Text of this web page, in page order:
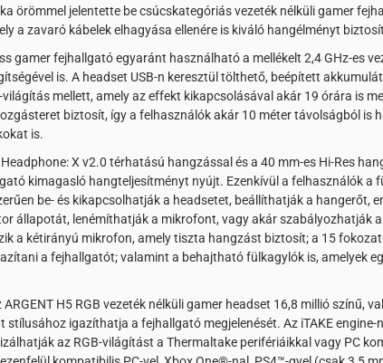
örömmel jelentette be csúcskategóriás vezeték nélküli gamer
a zavaró kábelek elhagyása ellenére is kiváló hangélményt
gamer fejhallgató egyaránt használható a mellékelt 2,4 GHz-es
is. A headset USB-n keresztül tölthető, beépített
világítás mellett, amely az effekt kikapcsolásával akár 19 órára is
biztosít, így a felhasználók akár 10 méter távolságból is
is.
X v2.0 térhatású hangzással és a 40 mm-es Hi-Res
kimagasló hangteljesítményt nyújt. Ezenkívül a felhasználók
be- és kikapcsolhatják a headsetet, beállíthatják a hangerőt,
állapotát, lenémíthatják a mikrofont, vagy akár szabályozhatják
a kétirányú mikrofon, amely tiszta hangzást biztosít; a 15
a fejhallgatót; valamint a behajtható fülkagylók is, amelyek
H5 RGB vezeték nélküli gamer headset 16,8 millió színű,
stílusához igazíthatja a fejhallgató megjelenését. Az iTAKE engine-
az RGB-világítást a Thermaltake perifériáikkal vagy PC